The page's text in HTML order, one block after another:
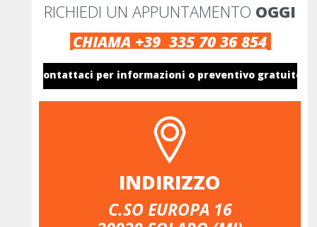
INDIRIZZO
C.SO EUROPA 16
Contattaci per informazioni o preventivo gratuito
RICHIEDI UN APPUNTAMENTO OGGI
CHIAMA +39  335 70 36 854